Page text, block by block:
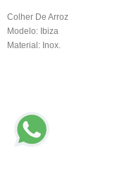
Colher De Arroz
Modelo: Ibiza
Material: Inox.